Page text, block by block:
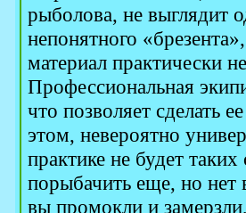
рыболова, не выглядит
непонятного
материал практически
Профессиональная
что позволяет сделать
этом, невероятно
практике не будет
порыбачить еще, но нет
вы промокли и